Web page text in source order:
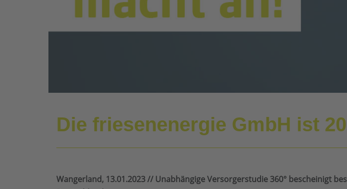
Die friesenenergie GmbH ist
Wangerland, 13.01.2023 // Unabhängige Versorgerstudie 360° bescheinigt